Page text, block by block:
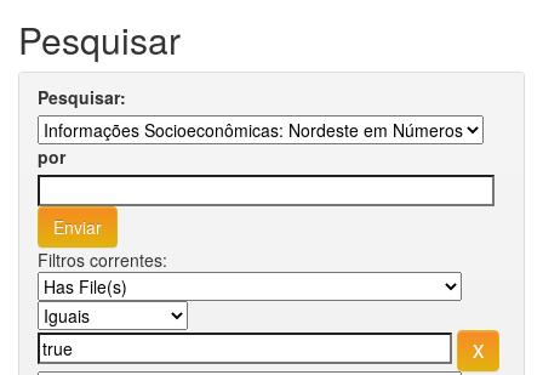
Pesquisar
Pesquisar:
por
Filtros correntes: